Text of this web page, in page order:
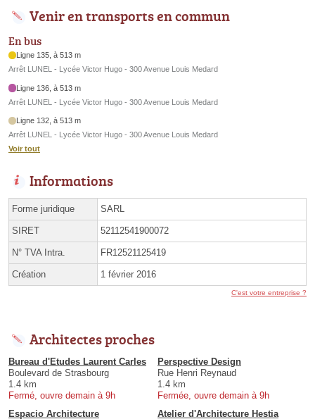
Venir en transports en commun
En bus
Ligne 135, à 513 m
Arrêt LUNEL - Lycée Victor Hugo - 300 Avenue Louis Medard
Ligne 136, à 513 m
Arrêt LUNEL - Lycée Victor Hugo - 300 Avenue Louis Medard
Ligne 132, à 513 m
Arrêt LUNEL - Lycée Victor Hugo - 300 Avenue Louis Medard
Voir tout
Informations
Forme juridique SARL
SIRET 52112541900072
N° TVA Intra. FR12521125419
Création 1 février 2016
C'est votre entreprise ?
Architectes proches
Bureau d'Etudes Laurent Carles
Boulevard de Strasbourg
1.4 km
Fermé, ouvre demain à 9h
Perspective Design
Rue Henri Reynaud
1.4 km
Fermée, ouvre demain à 9h
Espacio Architecture
Atelier d'Architecture Hestia